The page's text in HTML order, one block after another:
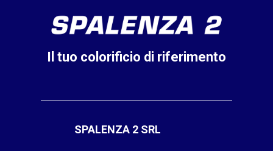
Il tuo colorificio di riferimento
SPALENZA 2 SRL